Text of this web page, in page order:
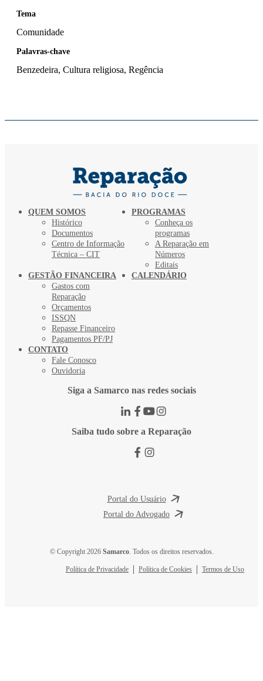
Tema
Comunidade
Palavras-chave
Benzedeira, Cultura religiosa, Regência
QUEM SOMOS
Histórico
Documentos
Centro de Informação
Técnica – CIT
PROGRAMAS
Conheça os
programas
A Reparação em
Números
Editais
GESTÃO FINANCEIRA
Gastos com
Reparação
Orçamentos
ISSQN
Repasse Financeiro
Pagamentos PF/PJ
CALENDÁRIO
CONTATO
Fale Conosco
Ouvidoria
Siga a Samarco nas redes sociais
Saiba tudo sobre a Reparação
Portal do Usuário
Portal do Advogado
© Copyright 2026 Samarco. Todos os direitos reservados.
Política de Privacidade Política de Cookies Termos de Uso